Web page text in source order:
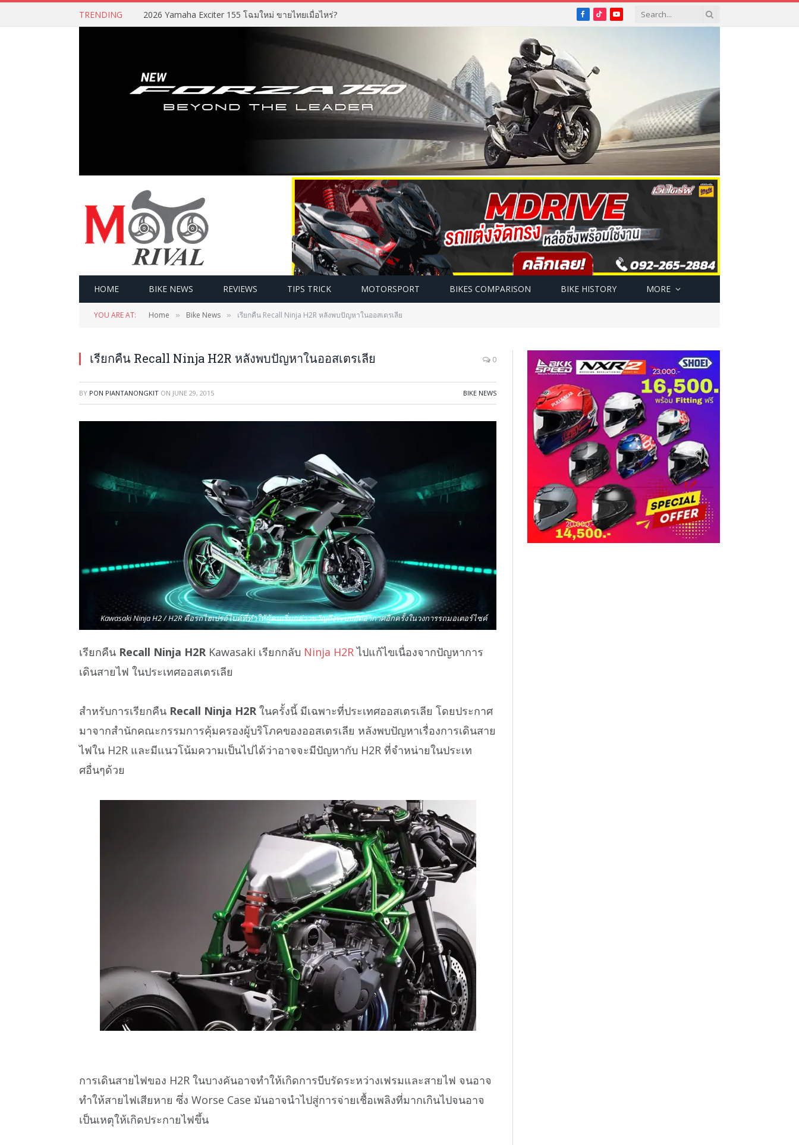
TRENDING 2026 Yamaha Exciter 155 โฉมใหม่ ขายไทยเมื่อไหร่? Facebook
TikTokYouTube
HOME BIKE NEWS REVIEWS TIPS TRICK MOTORSPORT BIKES COMPARISON BIKE HISTORY MORE
YOU ARE AT: Home » Bike News » เรียกคืน Recall Ninja H2R หลังพบปัญหาในออสเตรเลีย
เรียกคืน Recall Ninja H2R หลังพบปัญหาในออสเตรเลีย 0
BY PON PIANTANONGKIT ON JUNE 29, 2015 BIKE NEWS
Kawasaki Ninja H2 / H2R คือรถไฮเปรอ์ไบค์ที่ทำให้ผู้คนเริ่มกล่าวขวัญถึงระบบอัดอากาศอีกครั้งในวงการรถมอเตอร์ไซค์
เรียกคืน Recall Ninja H2R Kawasaki เรียกกลับ Ninja H2Rไปแก้ไขเนื่องจากปัญหาการ
เดินสายไฟ ในประเทศออสเตรเลีย
สำหรับการเรียกคืน Recall Ninja H2R ในครั้งนี้ มีเฉพาะที่ประเทศออสเตรเลีย โดยประกาศ
มาจากสำนักคณะกรรมการคุ้มครองผู้บริโภคของออสเตรเลีย หลังพบปัญหาเรื่องการเดินสาย
ไฟใน H2R และมีแนวโน้มความเป็นไปได้ว่าอาจจะมีปัญหากับ H2R ที่จำหน่ายในประเท
ศอื่นๆด้วย
การเดินสายไฟของ H2R ในบางคันอาจทำให้เกิดการบีบรัดระหว่างเฟรมและสายไฟ จนอาจ
ทำให้สายไฟเสียหาย ซึ่ง Worse Case มันอาจนำไปสู่การจ่ายเชื้อเพลิงที่มากเกินไปจนอาจ
เป็นเหตุให้เกิดประกายไฟขึ้น